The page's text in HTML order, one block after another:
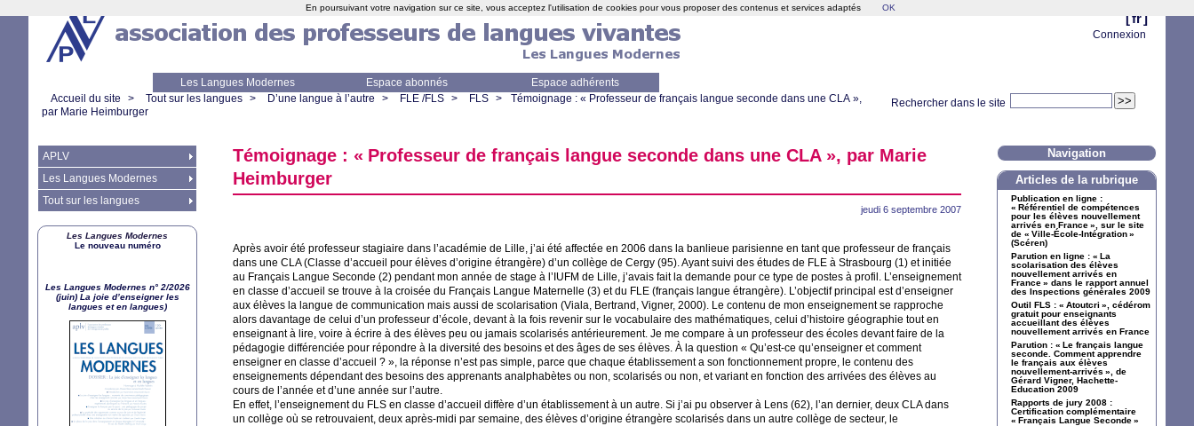
[ fr ]
Connexion
Les Langues Modernes Espace abonnés
Espace adhérents
Rechercher dans le site
Accueil du site > Tout sur les langues > D’une langue à l’autre > FLE /FLS > FLS > Témoignage : « Professeur de français langue seconde dans une CLA »,
par Marie Heimburger
Témoignage : « Professeur de français langue seconde dans une CLA », par Marie
Heimburger
jeudi 6 septembre 2007
Après avoir été professeur stagiaire dans l’académie de Lille, j’ai été affectée en 2006 dans la banlieue parisienne en tant que professeur de français
dans une CLA(Classe d’accueil pour élèves d’origine étrangère) d’un collège de Cergy (95). Ayant suivi des études de FLE à Strasbourg (1) et initiée
au Français Langue Seconde (2) pendant mon année de stage à l’ IUFM de Lille, j’avais fait la demande pour ce type de postes à profil. L’enseignement
en classe d’accueil se trouve à la croisée du Français Langue Maternelle (3) et du FLE (français langue étrangère). L’objectif principal est d’enseigner
aux élèves la langue de communication mais aussi de scolarisation (Viala, Bertrand, Vigner, 2000). Le contenu de mon enseignement se rapproche
alors davantage de celui d’un professeur d’école, devant à la fois revenir sur le vocabulaire des mathématiques, celui d’histoire géographie tout en
enseignant à lire, voire à écrire à des élèves peu ou jamais scolarisés antérieurement. Je me compare à un professeur des écoles devant faire de la
pédagogie différenciée pour répondre à la diversité des besoins et des âges de ses élèves. À la question « Qu’est-ce qu’enseigner et comment
enseigner en classe d’accueil ? », la réponse n’est pas simple, parce que chaque établissement a son fonctionnement propre, le contenu des
enseignements dépendant des besoins des apprenants analphabètes ou non, scolarisés ou non, et variant en fonction des arrivées des élèves au
cours de l’année et d’une année sur l’autre.
En effet, l’enseignement du FLS en classe d’accueil diffère d’un établissement à un autre. Si j’ai pu observer à Lens (62), l’an dernier, deux CLAdans
un collège où se retrouvaient, deux après-midi par semaine, des élèves d’origine étrangère scolarisés dans un autre collège de secteur, le
APLV
Les Langues Modernes
Tout sur les langues
Les Langues Modernes
Le nouveau numéro
Les Langues Modernes n° 2/2026
(juin) La joie d’enseigner les
langues et en langues)
Navigation
Articles de la rubrique
Publication en ligne :
« Référentiel de compétences
pour les élèves nouvellement
arrivés en France», sur le site
de « Ville-École-Intégration»
(Scéren)
Parution en ligne : « La
scolarisation des élèves
nouvellement arrivés en
France» dans le rapport annuel
des Inspections générales 2009
Outil FLS : « Atoutcri », cédérom
gratuit pour enseignants
accueillant des élèves
nouvellement arrivés en France
Parution : « Le français langue
seconde. Comment apprendre
le français aux élèves
nouvellement-arrivés », de
Gérard Vigner, Hachette-
Education 2009
Rapports de jury 2008 :
Certification complémentaire
« Français Langue Seconde»
En poursuivant votre navigation sur ce site, vous acceptez l'utilisation de cookies pour vous proposer des contenus et services adaptés OK